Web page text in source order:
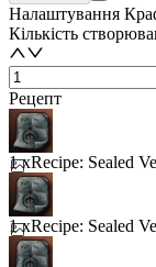
Налаштування
Кількість
Рецепт
1 xRecipe: Sealed
1 xRecipe: Sealed